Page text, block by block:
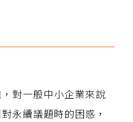
對一般中小企業來說
永續議題時的困惑，